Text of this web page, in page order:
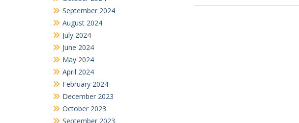
September 2024
August 2024
July 2024
June 2024
May 2024
April 2024
February 2024
December 2023
October 2023
September 2023